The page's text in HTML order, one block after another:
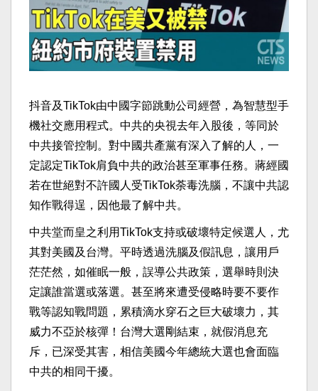
抖音及TikTok由中國字節跳動公司經營，為智慧型手
機社交應用程式。中共的央視去年入股後，等同於
中共接管控制。對中國共產黨有深入了解的人，一
定認定TikTok肩負中共的政治甚至軍事任務。蔣經國
若在世絕對不許國人受TikTok荼毒洗腦，不讓中共認
知作戰得逞，因他最了解中共。
中共堂而皇之利用TikTok支持或破壞特定候選人，尤
其對美國及台灣。平時透過洗腦及假訊息，讓用戶
茫茫然，如催眠一般，誤導公共政策，選舉時則決
定讓誰當選或落選。甚至將來遭受侵略時要不要作
戰等認知戰問題，累積滴水穿石之巨大破壞力，其
威力不亞於核彈！台灣大選剛結束，就假消息充
斥，已深受其害，相信美國今年總統大選也會面臨
中共的相同干擾。